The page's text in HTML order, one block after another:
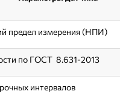
предел измерения (НПИ)
по ГОСТ 8.631-2013
интервалов